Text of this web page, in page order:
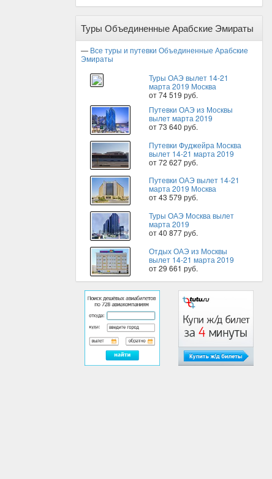
Туры Объединенные Арабские Эмираты
— Все туры и путевки Объединенные Арабские
Эмираты
Туры ОАЭ вылет 14-21
марта 2019 Москва
от 74 519 руб.
Путевки ОАЭ из Москвы
вылет марта 2019
от 73 640 руб.
Путевки Фуджейра Москва
вылет 14-21 марта 2019
от 72 627 руб.
Путевки ОАЭ вылет 14-21
марта 2019 Москва
от 43 579 руб.
Туры ОАЭ Москва вылет
марта 2019
от 40 877 руб.
Отдых ОАЭ из Москвы
вылет 14-21 марта 2019
от 29 661 руб.